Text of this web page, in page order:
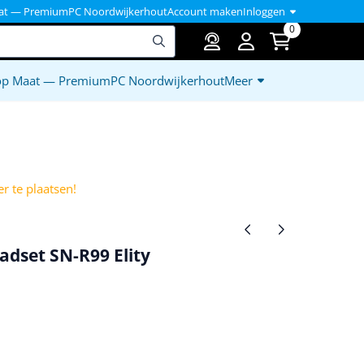
— PremiumPC NoordwijkerhoutAccount makenInloggen
0
Maat — PremiumPC NoordwijkerhoutMeer
te plaatsen!
SN-R99 Elity